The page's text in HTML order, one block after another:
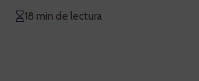
18 min de lectura